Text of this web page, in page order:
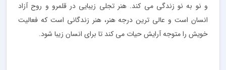
و نو به نو زندگی می کند. هنر تجلی زیبایی در قلمرو و روح آزاد
انسان است و عالی ترین درجه هنر، هنر زندگانی است که فعالیت
خویش را متوجه آرایش حیات می کند تا برای انسان زیبا شود.